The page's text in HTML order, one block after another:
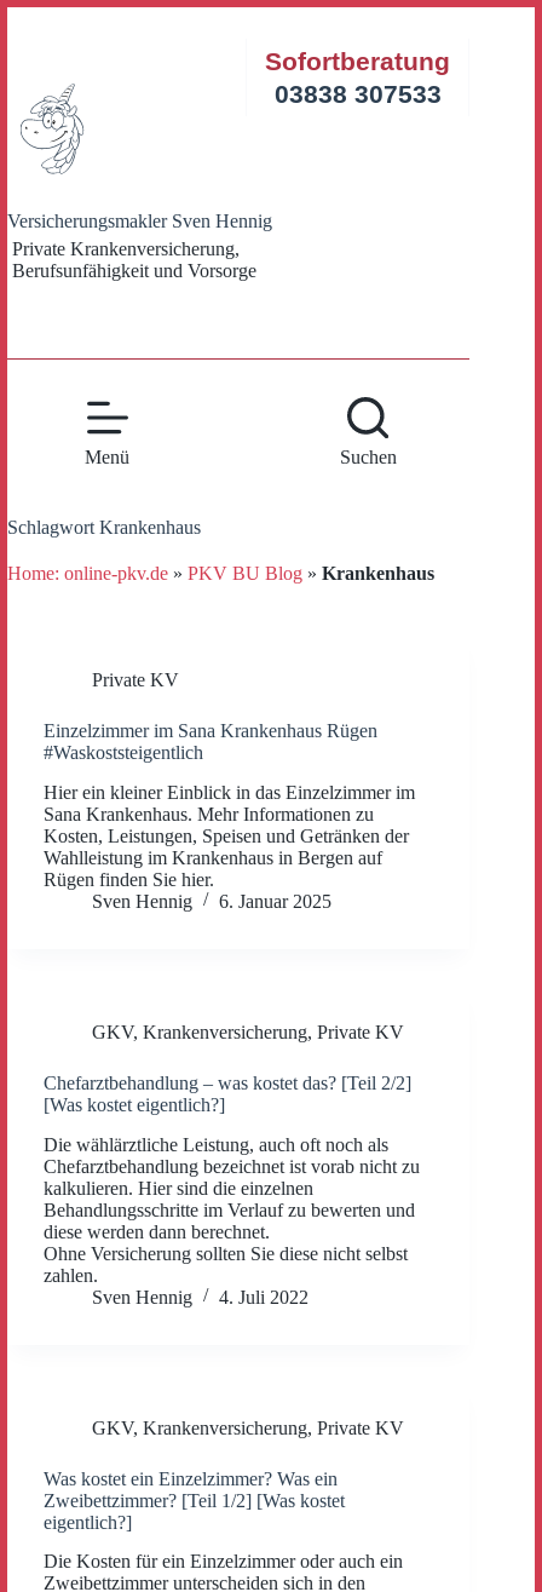
Versicherungsmakler Sven Hennig
Private Krankenversicherung,
Berufsunfähigkeit und Vorsorge
Sofortberatung
03838 307533
Menü Suchen
Schlagwort Krankenhaus
Home: online-pkv.de » PKV BU Blog » Krankenhaus
Private KV
Einzelzimmer im Sana Krankenhaus Rügen
#Waskoststeigentlich
Hier ein kleiner Einblick in das Einzelzimmer im
Sana Krankenhaus. Mehr Informationen zu
Kosten, Leistungen, Speisen und Getränken der
Wahlleistung im Krankenhaus in Bergen auf
Rügen finden Sie hier.
Sven Hennig
6. Januar 2025
GKV, Krankenversicherung, Private KV
Chefarztbehandlung – was kostet das? [Teil 2/2]
[Was kostet eigentlich?]
Die wählärztliche Leistung, auch oft noch als
Chefarztbehandlung bezeichnet ist vorab nicht zu
kalkulieren. Hier sind die einzelnen
Behandlungsschritte im Verlauf zu bewerten und
diese werden dann berechnet.
Ohne Versicherung sollten Sie diese nicht selbst
zahlen.
Sven Hennig
4. Juli 2022
GKV, Krankenversicherung, Private KV
Was kostet ein Einzelzimmer? Was ein
Zweibettzimmer? [Teil 1/2] [Was kostet
eigentlich?]
Die Kosten für ein Einzelzimmer oder auch ein
Zweibettzimmer unterscheiden sich in den